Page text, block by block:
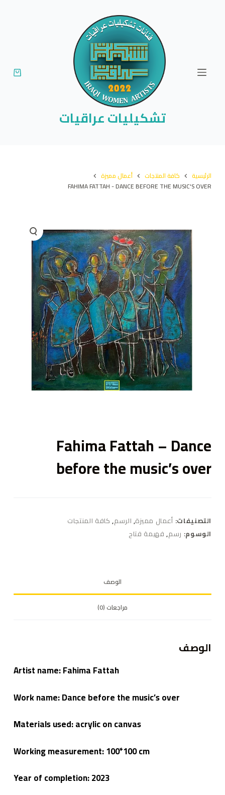
تشكيليات عراقيات
الرئيسية كافة المنتجات
أعمال مميزة
FAHIMA FATTAH - DANCE BEFORE THE MUSIC'S OVER
Fahima Fattah – Dance
before the music’s over
التصنيفات: أعمال مميزة, الرسم, كافة المنتجات
الوسوم: رسم, فهيمة فتاح
الوصف
مراجعات (0)
الوصف
Artist name: Fahima Fattah
Work name: Dance before the music’s over
Materials used: acrylic on canvas
Working measurement: 100*100 cm
Year of completion: 2023